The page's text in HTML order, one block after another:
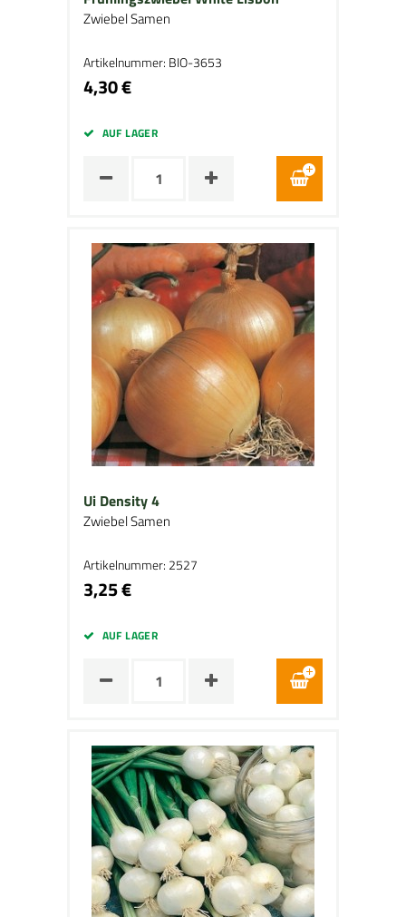
Zwiebel Samen
Artikelnummer: BIO-3653
4,30 €
AUF LAGER
Ui Density 4
Zwiebel Samen
Artikelnummer: 2527
3,25 €
AUF LAGER